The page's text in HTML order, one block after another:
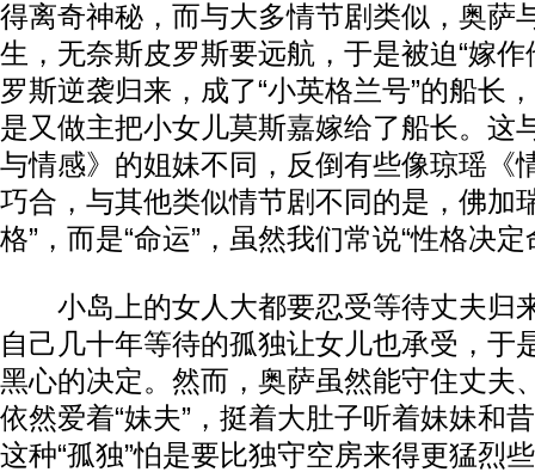
得离奇神秘，而与大多情节剧类似，奥萨
生，无奈斯皮罗斯要远航，于是被迫“嫁作
罗斯逆袭归来，成了“小英格兰号”的船长
是又做主把小女儿莫斯嘉嫁给了船长。这
与情感》的姐妹不同，反倒有些像琼瑶《
巧合，与其他类似情节剧不同的是，佛加
格”，而是“命运”，虽然我们常说“性格决定
小岛上的女人大都要忍受等待丈夫归
自己几十年等待的孤独让女儿也承受，于
黑心的决定。然而，奥萨虽然能守住丈夫
依然爱着“妹夫”，挺着大肚子听着妹妹和
这种“孤独”怕是要比独守空房来得更猛烈